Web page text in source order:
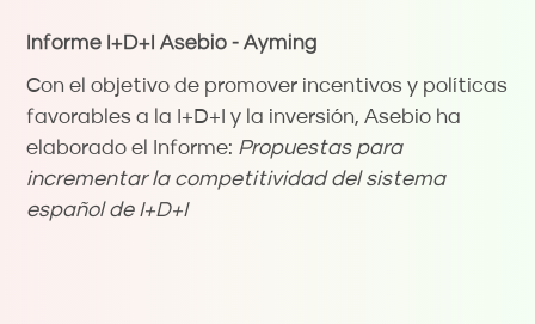
Informe I+D+I Asebio - Ayming
Con el objetivo de promover incentivos y políticas
favorables a la I+D+I y la inversión, Asebio ha
elaborado el Informe: Propuestas para
incrementar la competitividad del sistema
español de I+D+I